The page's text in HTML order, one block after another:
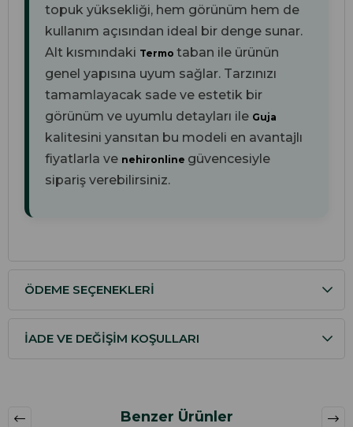
topuk yüksekliği, hem görünüm hem de
kullanım açısından ideal bir denge sunar.
Alt kısmındaki Termo taban ile ürünün
genel yapısına uyum sağlar. Tarzınızı
tamamlayacak sade ve estetik bir
görünüm ve uyumlu detayları ile Guja
kalitesini yansıtan bu modeli en avantajlı
fiyatlarla ve nehironline güvencesiyle
sipariş verebilirsiniz.
ÖDEME SEÇENEKLERI
İADE VE DEĞIŞIM KOŞULLARI
Benzer Ürünler